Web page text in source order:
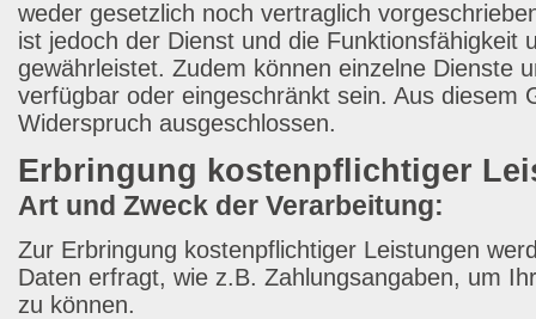
weder gesetzlich noch vertraglich
ist jedoch der Dienst und die Funktionsfähigkeit
gewährleistet. Zudem können einzelne Dienste
verfügbar oder eingeschränkt sein. Aus diesem
Widerspruch ausgeschlossen.
Erbringung kostenpflichtiger
Art und Zweck der Verarbeitung:
Zur Erbringung kostenpflichtiger Leistungen
Daten erfragt, wie z.B. Zahlungsangaben, um
zu können.